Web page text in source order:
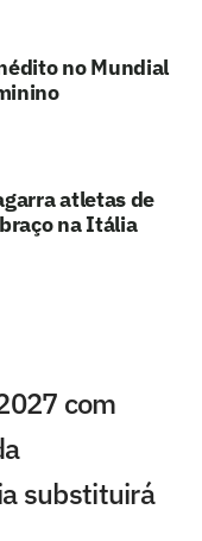
no Mundial
atletas de
na Itália
com
substituirá